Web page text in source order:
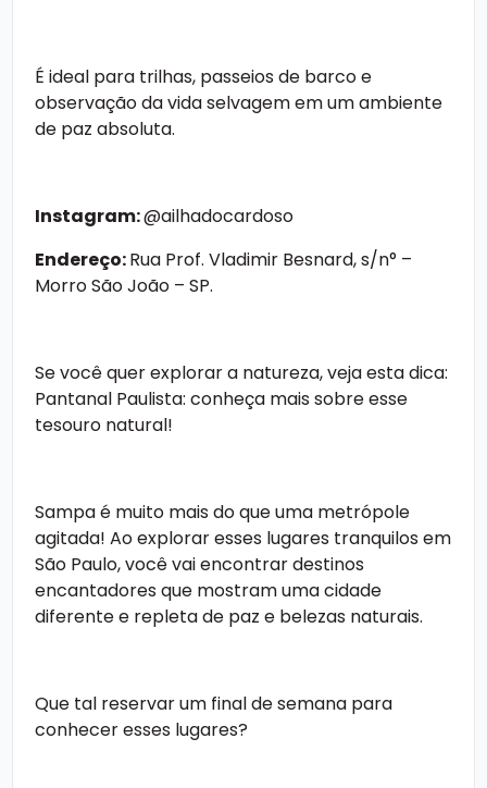
É ideal para trilhas, passeios de barco e
observação da vida selvagem em um ambiente
de paz absoluta.
Instagram:@ailhadocardoso
Endereço:Rua Prof. Vladimir Besnard, s/n° –
Morro São João – SP.
Se você quer explorar a natureza, veja esta dica:
Pantanal Paulista: conheça mais sobre esse
tesouro natural!
Sampa é muito mais do que uma metrópole
agitada! Ao explorar esses lugares tranquilos em
São Paulo, você vai encontrar destinos
encantadores que mostram uma cidade
diferente e repleta de paz e belezas naturais.
Que tal reservar um final de semana para
conhecer esses lugares?